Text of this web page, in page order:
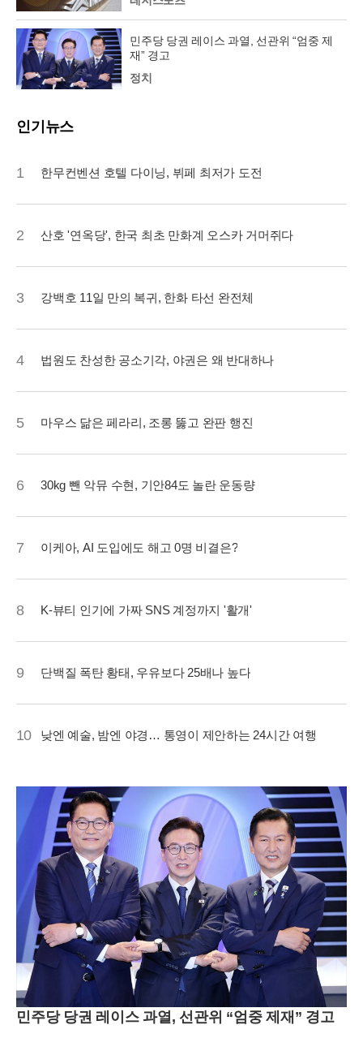
민주당 당권 레이스 과열, 선관위 “엄중 제
재” 경고
정치
인기뉴스
1 한무컨벤션 호텔 다이닝, 뷔페 최저가 도전
2 산호 '연옥당', 한국 최초 만화계 오스카 거머쥐다
3 강백호 11일 만의 복귀, 한화 타선 완전체
4 법원도 찬성한 공소기각, 야권은 왜 반대하나
5 마우스 닮은 페라리, 조롱 뚫고 완판 행진
6 30kg 뺀 악뮤 수현, 기안84도 놀란 운동량
7 이케아, AI 도입에도 해고 0명 비결은?
8 K-뷰티 인기에 가짜 SNS 계정까지 '활개'
9 단백질 폭탄 황태, 우유보다 25배나 높다
10 낮엔 예술, 밤엔 야경… 통영이 제안하는 24시간 여행
민주당 당권 레이스 과열, 선관위 “엄중 제재” 경고